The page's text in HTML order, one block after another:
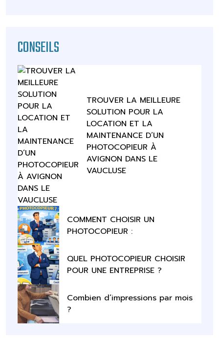
CONSEILS
TROUVER LA MEILLEURE
SOLUTION POUR LA
LOCATION ET LA
MAINTENANCE D’UN
PHOTOCOPIEUR À
AVIGNON DANS LE
VAUCLUSE
COMMENT CHOISIR UN
PHOTOCOPIEUR :
QUEL PHOTOCOPIEUR CHOISIR
POUR UNE ENTREPRISE ?
Combien d’impressions par mois
?